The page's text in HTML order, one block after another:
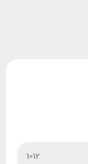
1012